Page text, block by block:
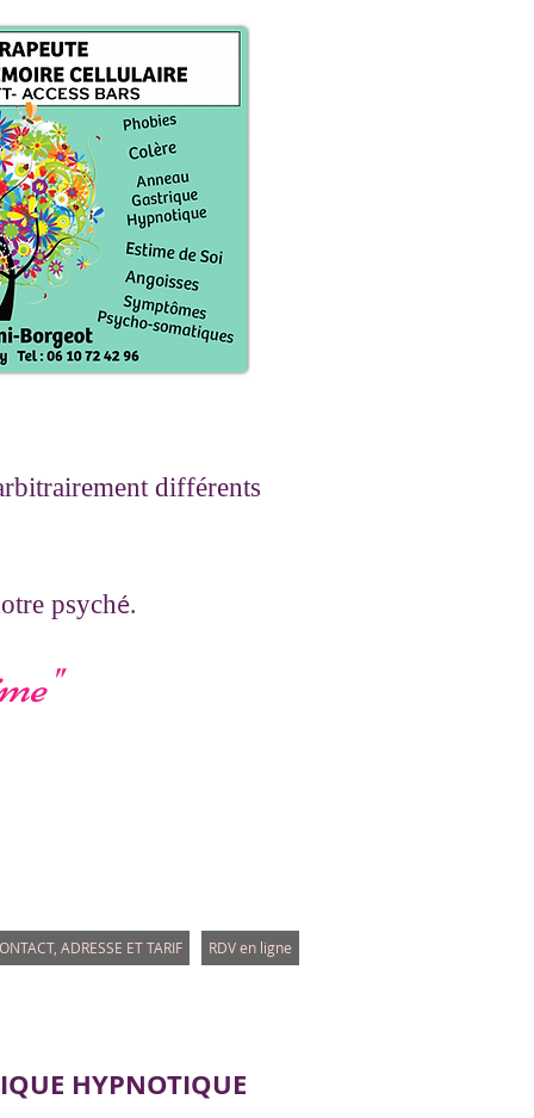
différents
psyché.
"
ADRESSE ET TARIF RDV en ligne
HYPNOTIQUE